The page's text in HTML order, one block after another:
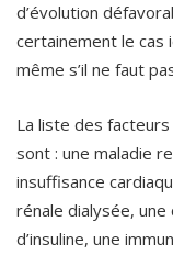
d’évolution
certainement le cas
même s’il ne faut
La liste des
sont : une maladie
insuffisance
rénale dialysée,
d’insuline, une